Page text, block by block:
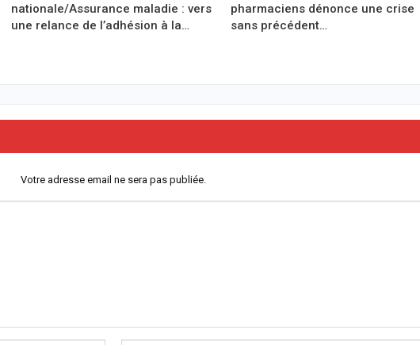
nationale/Assurance maladie : vers
une relance de l’adhésion à la…
pharmaciens dénonce une crise
sans précédent…
Votre adresse email ne sera pas publiée.